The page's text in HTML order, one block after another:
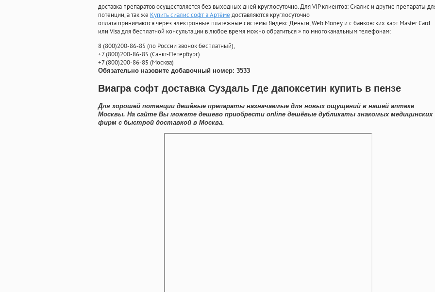
доставка препаратов осуществляется без выходных дней круглосуточно. Для VIP клиентов: Сиалис и другие препараты
потенции, а так же Купить сиалис софт в Артёме доставляются круглосуточно
оплата принимаются через электронные платежные системы Яндекс Деньги, Web Money и с банковских карт Master Card
или Visa для бесплатной консультации в любое время можно обратиться» по многоканальным телефонам:
8(800)200-86-85 (по России звонок бесплатный),
+7(800)200-86-85 (Санкт-Петербург)
+7(800)200-86-85 (Москва)
Обязательно назовите добавочный номер: 3533
Виагра софт доставка Суздаль Где дапоксетин купить в пензе
Для хорошей потенции дешёвые препараты назначаемые для новых ощущений в нашей аптеке
Москвы. На сайте Вы можете дешево приобрести online дешёвые дубликаты знакомых медицинских
фирм с быстрой доставкой в Москва.